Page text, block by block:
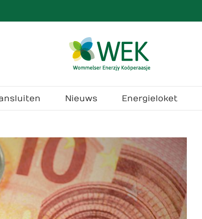
Nieuws Energieloket